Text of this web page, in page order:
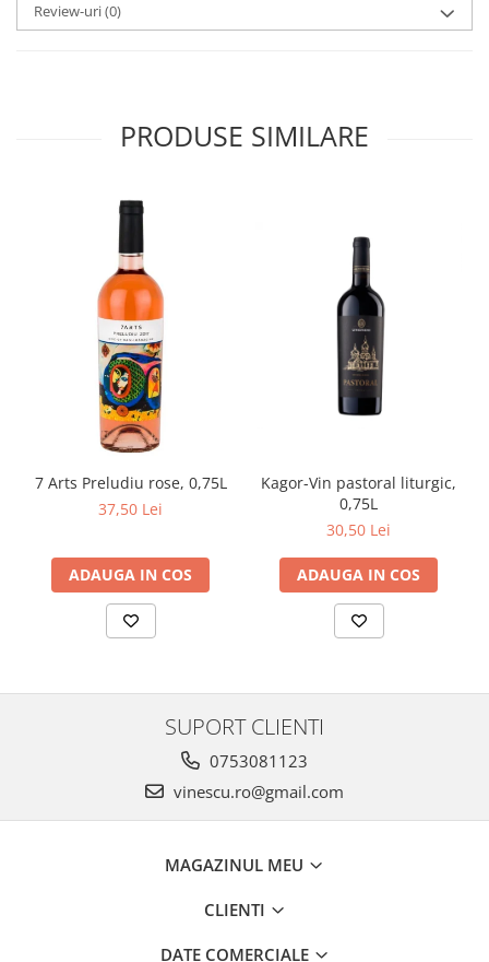
Review-uri(0)
PRODUSE SIMILARE
7 Arts Preludiu rose, 0,75L
37,50 Lei
ADAUGA IN COS
Kagor-Vin pastoral liturgic,
0,75L
30,50 Lei
ADAUGA IN COS
SUPORT CLIENTI
0753081123
vinescu.ro@gmail.com
MAGAZINUL MEU
CLIENTI
DATE COMERCIALE